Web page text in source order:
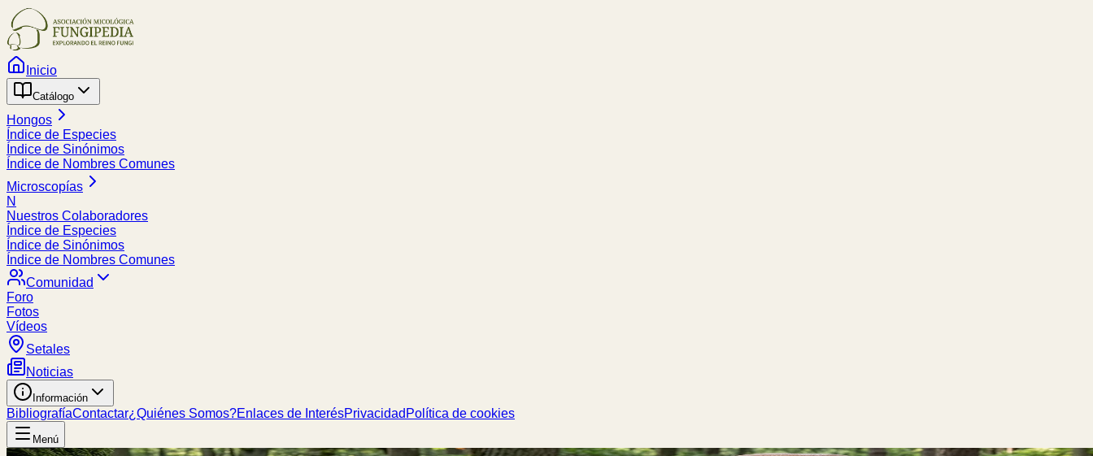
Inicio
Catálogo
Hongos
Índice de Especies
Índice de Sinónimos
Índice de Nombres Comunes
Microscopías
N
Nuestros Colaboradores
Índice de Especies
Índice de Sinónimos
Índice de Nombres Comunes
Comunidad
Foro
Fotos
Vídeos
Setales
Noticias
Información
BibliografíaContactar¿Quiénes Somos?Enlaces de InterésPrivacidad Política de cookies
Menú